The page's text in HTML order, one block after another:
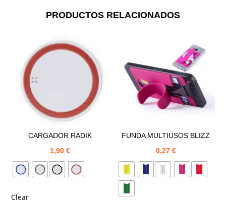
PRODUCTOS RELACIONADOS
CARGADOR RADIK
1,90€
Clear
FUNDA MULTIUSOS BLIZZ
0,27 €